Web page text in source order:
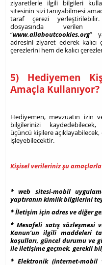
ziyaretlerle ilgili bilgileri
sitesinin sizi tanıyabilmesi
taraf çerezi
dosyasında verilen
“www.allaboutcookies.org”
adresini ziyaret ederek
çerezlerini hem de kalıcı
5) Hediyemen
Amaçla Kullanıyor?
Hediyemen, mevzuatın izin
bilgilerinizi kaydedebilecek,
üçüncü kişilere
işleyebilecektir.
Kişisel verileriniz şu
* web sitesi-mobil
yaptıranın kimlik bilgilerini
* İletişim için adres ve diğer
* Mesafeli satış sözleşmesi
Kanun’un ilgili maddeleri
koşulları, güncel durumu ve
ile iletişime geçmek, gerekli
* Elektronik (internet-mobil